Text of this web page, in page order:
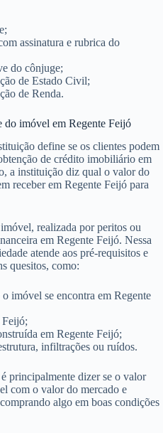
assinatura e rubrica do
do cônjuge;
de Estado Civil;
de Renda.
do imóvel em Regente Feijó
define se os clientes podem
de crédito imobiliário em
a instituição diz qual o valor do
receber em Regente Feijó para
realizada por peritos ou
em Regente Feijó. Nessa
atende aos pré-requisitos e
quesitos, como:
imóvel se encontra em Regente
Feijó;
em Regente Feijó;
infiltrações ou ruídos.
principalmente dizer se o valor
com o valor do mercado e
algo em boas condições